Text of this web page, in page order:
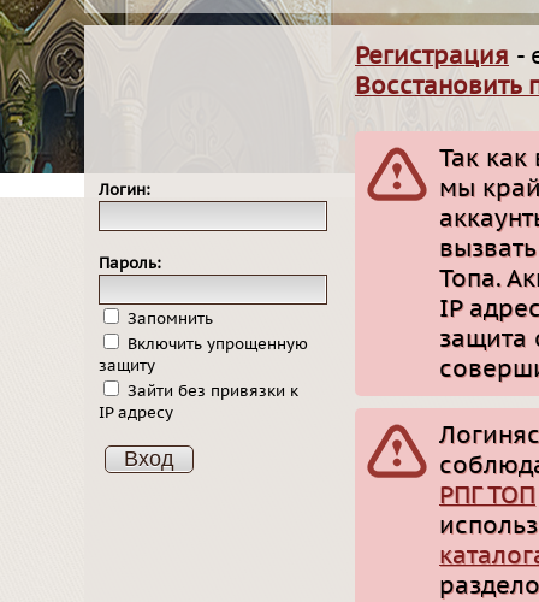
Логин:
Пароль:
Запомнить
Включить упрощенную
защиту
Зайти без привязки к
IP адресу
Регистрация -
Восстановить
Так как
мы
Топа.
IP
защита
РПГ ТОП